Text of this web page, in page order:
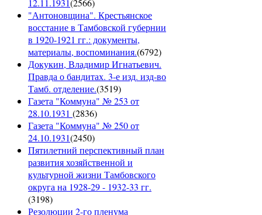
12.11.1931(2566)
"Антоновщина". Крестьянское
восстание в Тамбовской губернии
в 1920-1921 гг.: документы,
материалы, воспоминания.(6792)
Докукин, Владимир Игнатьевич.
Правда о бандитах. 3-е изд. изд-во
Тамб. отделение.(3519)
Газета "Коммуна" № 253 от
28.10.1931 (2836)
Газета "Коммуна" № 250 от
24.10.1931(2450)
Пятилетний перспективный план
развития хозяйственной и
культурной жизни Тамбовского
округа на 1928-29 - 1932-33 гг.
(3198)
Резолюции 2-го пленума